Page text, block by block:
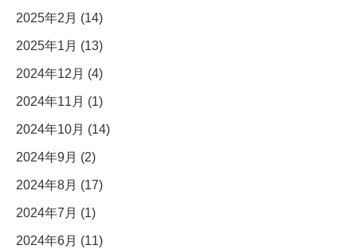
2025年2月 (14)
2025年1月 (13)
2024年12月 (4)
2024年11月 (1)
2024年10月 (14)
2024年9月 (2)
2024年8月 (17)
2024年7月 (1)
2024年6月 (11)